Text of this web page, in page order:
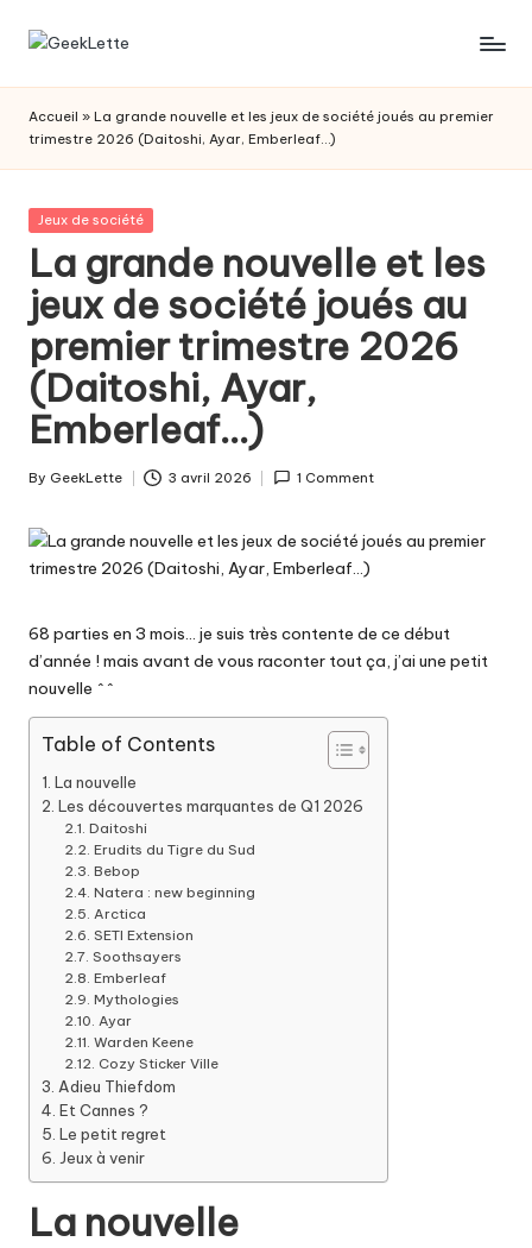
Skip
G
e
e
k
L
e
t
t
e
les
société
Accueil » La grande nouvelle et les jeux de société joués au premier
trimestre 2026 (Daitoshi, Ayar, Emberleaf…)
Posted
Jeux de société
La grande nouvelle et les
jeux de société joués au
premier trimestre 2026
(Daitoshi, Ayar,
Emberleaf…)
Posted
By GeekLette 3 avril 2026 1 Comment
68 parties en 3 mois… je suis très contente de ce début
d’année ! mais avant de vous raconter tout ça, j’ai une petit
nouvelle ^^
Table of Contents
La nouvelle
Les découvertes marquantes de Q1 2026
Daitoshi
Erudits du Tigre du Sud
Bebop
Natera : new beginning
Arctica
SETI Extension
Soothsayers
Emberleaf
Mythologies
Ayar
Warden Keene
Cozy Sticker Ville
Adieu Thiefdom
Et Cannes ?
Le petit regret
Jeux à venir
La nouvelle